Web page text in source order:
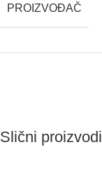
PROIZVOĐAČ
Slični proizvodi